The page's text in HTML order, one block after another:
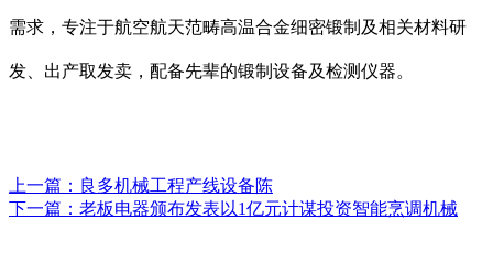
需求，专注于航空航天范畴高温合金细密锻制及相关材料研
发、出产取发卖，配备先辈的锻制设备及检测仪器。
上一篇： 良多机械工程产线设备陈
下一篇： 老板电器颁布发表以1亿元计谋投资智能烹调机械